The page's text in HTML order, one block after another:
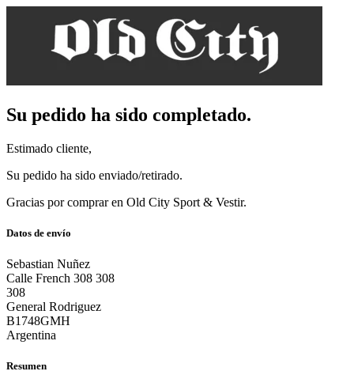
Su pedido ha sido completado.
Estimado cliente,
Su pedido ha sido enviado/retirado.
Gracias por comprar en Old City Sport & Vestir.
Datos de envío
Sebastian Nuñez
Calle French 308 308
308
General Rodriguez
B1748GMH
Argentina
Resumen